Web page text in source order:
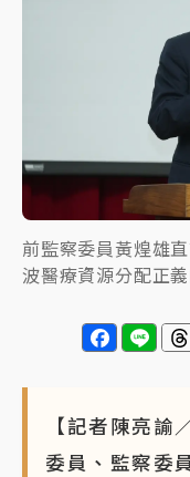
處置制度大變革
才續任就飛美國
到來時引起我的好奇
白海豚颱風解除
地午後雷雨
分析｜ 7月營收甫
標？ 鴻海本週法
NBA｜ 傳奇名帥驚
盟 兩大愛徒向他
前監察委員黃煌雄
波醫療資源分配正
【記者陳亮諭
委員、監察委